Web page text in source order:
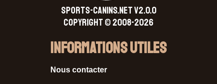
SPORTS-CANINS.NET V2.0.0
Copyright © 2008-2026
Informations Utiles
Nous contacter